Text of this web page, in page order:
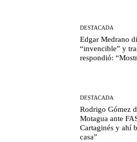
DESTACADA
Edgar Medrano
“invencible” y
respondió:
DESTACADA
Rodrigo Gómez
Motagua ante
Cartaginés y ahí
casa”